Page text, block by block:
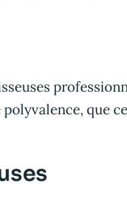
polyvalence, que